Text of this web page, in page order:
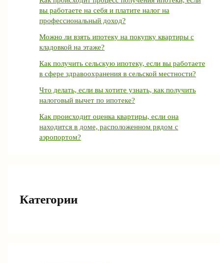
вы работаете на себя и платите налог на
профессиональный доход?
Можно ли взять ипотеку на покупку квартиры с
кладовкой на этаже?
Как получить сельскую ипотеку, если вы работаете
в сфере здравоохранения в сельской местности?
Что делать, если вы хотите узнать, как получить
налоговый вычет по ипотеке?
Как происходит оценка квартиры, если она
находится в доме, расположенном рядом с
аэропортом?
Категории